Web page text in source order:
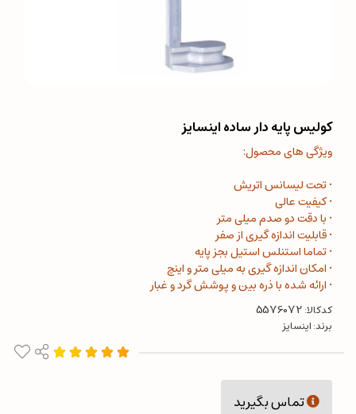
کولیس پایه دار ساده اینسایز
ویژگی های محصول:
• تحت لیسانس اتریش
• کیفیت عالی
• با دقت دو صدم میلی متر
• قابلیت اندازه گیری از صفر
• تماما استنلس استیل بجز پایه
• امکان اندازه گیری به میلی متر و اینچ
• ارائه شده با ذره بین و پوشش گرد و غبار
کدکالا:
برند:اینسایز
تماس بگیرید